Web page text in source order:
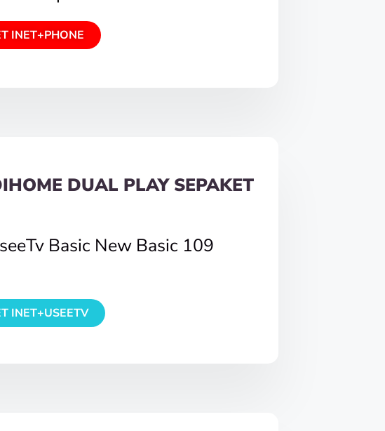
INET+PHONE
DUAL PLAY SEPAKET
Basic New Basic 109
INET+USEETV